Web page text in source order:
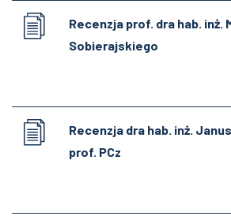
Recenzja prof. dra hab. inż.
Sobierajskiego
Recenzja dra hab. inż.
prof. PCz